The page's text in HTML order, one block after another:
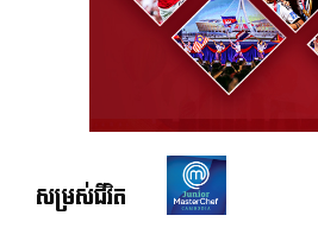
សម្រស់ជីវិត